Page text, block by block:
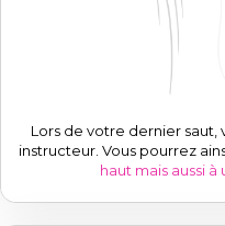
Lors de votre dernier
instructeur. Vous pourrez
haut mais aussi